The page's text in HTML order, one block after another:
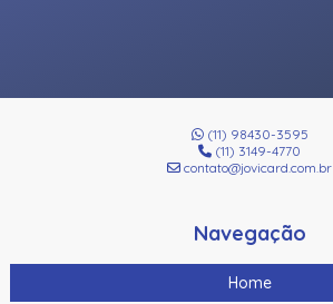
(11) 98430-3595
(11) 3149-4770
contato@jovicard.com.br
Navegação
Home